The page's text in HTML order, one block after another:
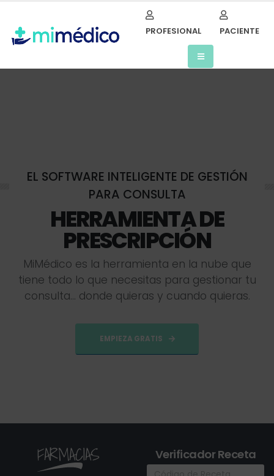
PROFESIONAL PACIENTE
EL SOFTWARE INTELIGENTE DE GESTIÓN
PARA CONSULTA
HERRAMIENTA DE
PRESCRIPCIÓN
MiMédico es la herramienta en la nube que
tiene todo lo que necesitas para gestionar tu
consulta... donde quieras y cuando quieras.
EMPIEZA GRATIS
FARMACIAS Verificador Receta